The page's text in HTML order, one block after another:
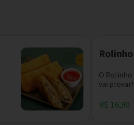
O Rolinho
vai provar!
R$ 16,90